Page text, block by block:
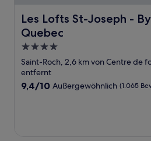
Les Lofts St-Joseph -
Quebec
Les Lofts St-Joseph - By Les
4.0-
Sterne-
Unterkunft
Saint-Roch, 2,6 km von Centre de
entfernt
9.4
9,4/10 Außergewöhnlich (1.065